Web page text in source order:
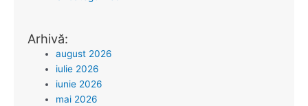
Arhivă:
august 2026
iulie 2026
iunie 2026
mai 2026